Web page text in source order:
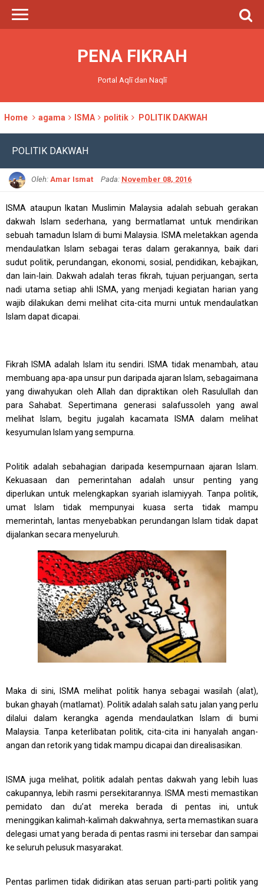
PENA FIKRAH
Portal Aqlī dan Naqlī
Home agama ISMA politik POLITIK DAKWAH
POLITIK DAKWAH
Oleh: Amar Ismat Pada: November 08, 2016
ISMA ataupun Ikatan Muslimin Malaysia adalah sebuah gerakan
dakwah Islam sederhana, yang bermatlamat untuk mendirikan
sebuah tamadun Islam di bumi Malaysia. ISMA meletakkan agenda
mendaulatkan Islam sebagai teras dalam gerakannya, baik dari
sudut politik, perundangan, ekonomi, sosial, pendidikan, kebajikan,
dan lain-lain. Dakwah adalah teras fikrah, tujuan perjuangan, serta
nadi utama setiap ahli ISMA, yang menjadi kegiatan harian yang
wajib dilakukan demi mel ihat cita-cita murni untuk mendaulatkan
Islam dapat dicapai.
Fikrah ISMA adalah Islam itu sendiri. ISMA tidak menambah, atau
membuang apa-apa unsur pun daripada ajaran Islam, sebagaimana
yang diwahyukan oleh Allah dan dipraktikan oleh Rasulullah dan
para Sahabat. Sepertimana generasi salafussoleh yang awal
melihat Islam, begitu jugalah kacamata ISMA dalam melihat
kesyumulan Islam yang sempurna.
Politik adalah sebahagian daripada kesempurnaan ajaran Islam.
Kekuasaan dan pemerintahan adalah unsur penting yang
diperlukan untuk melengkapkan syariah islamiyyah. Tanpa politik,
umat Islam tidak mempunyai kuasa serta tidak mampu
memerintah, lantas menyebabkan perundangan Islam tidak dapat
dijalankan secara menyeluruh.
Maka di sini, ISMA melihat politik hanya sebagai wasilah (alat),
bukan ghayah (matlamat). Politik adalah salah satu jalan yang perlu
dilalui dalam kerangka agenda mendaulatkan Islam di bumi
Malaysia. Tanpa keterlibatan politik, cita-cita ini hanyalah angan-
angan dan retorik yang tidak mampu dicapai dan direalisasikan.
ISMA juga melihat, politik adalah pentas dakwah yang lebih luas
cakupannya, lebih rasmi persekitarannya. ISMA mesti memastikan
pemidato dan du’at mereka berada di pentas ini, untuk
meninggikan kalimah-kalimah dakwahnya, serta memastikan suara
delegasi umat yang berada di pentas rasmi ini tersebar dan sampai
ke seluruh pelusuk masyarakat.
Pentas parlimen tidak didirikan atas seruan parti-parti politik yang